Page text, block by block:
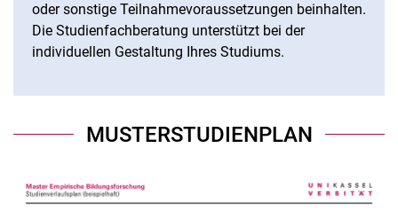
oder sonstige Teilnahmevoraussetzungen beinhalten.
Die Studienfachberatung unterstützt bei der
individuellen Gestaltung Ihres Studiums.
MUSTERSTUDIENPLAN